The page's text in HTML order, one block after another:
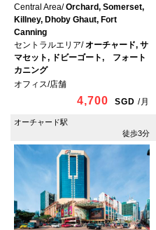
Central Area/Orchard, Somerset,
Killney, Dhoby Ghaut, Fort
Canning
セントラルエリア/オーチャード, サ
マセット, ドビーゴート, フォート
カニング
オフィス/店舗
4,700 SGD /月
オーチャード駅
徒歩3分